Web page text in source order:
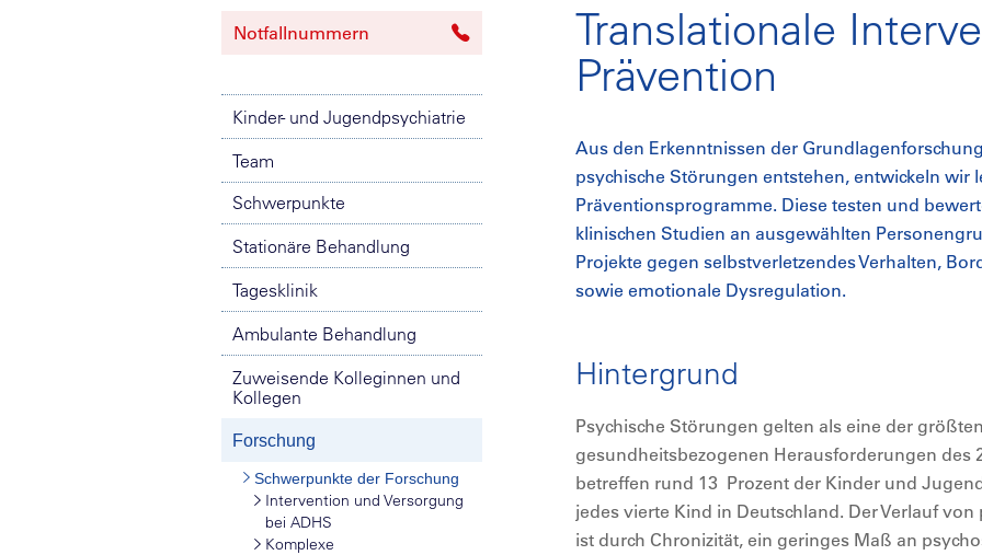
Notfallnummern
Kinder- und Jugendpsychiatrie
Team
Schwerpunkte
Stationäre Behandlung
Tagesklinik
Ambulante Behandlung
Zuweisende Kolleginnen und
Kollegen
Forschung
Schwerpunkte der Forschung
Intervention und Versorgung
bei ADHS
Komplexe
Translationale
Prävention
Aus den Erkenntnissen der
psychische Störungen entstehen, entwickeln wir
Präventionsprogramme. Diese testen und
klinischen Studien an ausgewählten
Projekte gegen selbstverletzendes Verhalten,
sowie emotionale Dysregulation.
Hintergrund
Psychische Störungen gelten als eine der
gesundheitsbezogenen Herausforderungen des
betreffen rund 13 Prozent der Kinder und
jedes vierte Kind in Deutschland. Der Verlauf
ist durch Chronizität, ein geringes Maß an